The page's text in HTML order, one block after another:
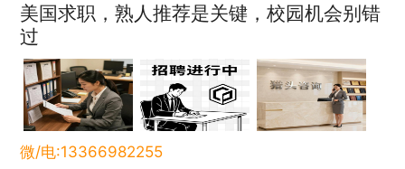
美国求职，熟人推荐是关键，校园机会别错
过
微/电:13366982255